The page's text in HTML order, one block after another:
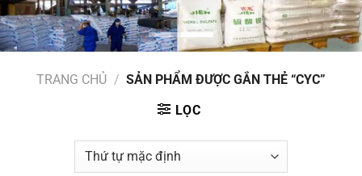
TRANG CHỦ / SẢN PHẨM ĐƯỢC GẮN THẺ “CYC”
LỌC